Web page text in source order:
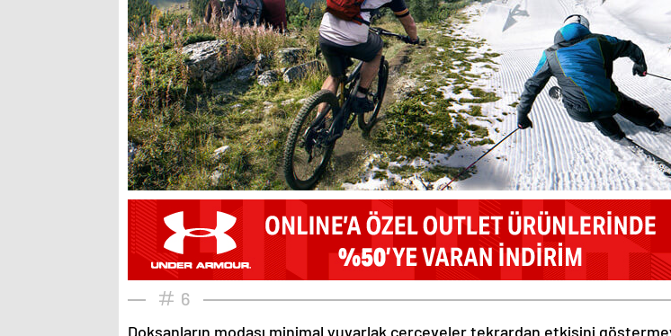
6
Doksanların modası minimal yuvarlak çerçeveler tekrardan etkisini